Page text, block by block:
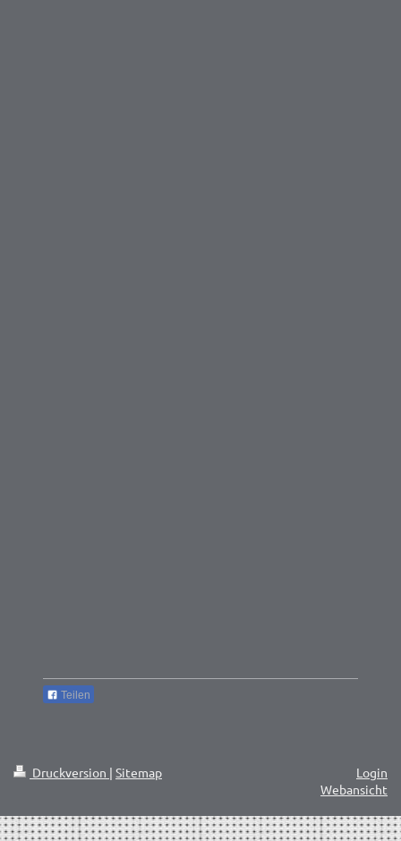
Teilen
Druckversion | Sitemap
Login
Webansicht